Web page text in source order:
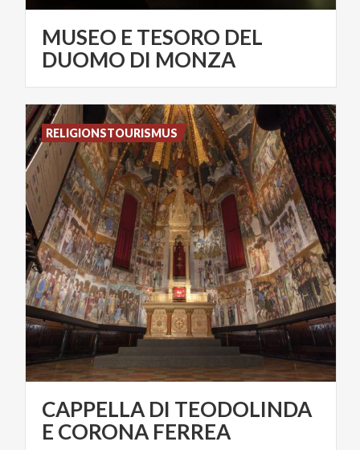
MUSEO E TESORO DEL
DUOMO DI MONZA
CAPPELLA DI TEODOLINDA
E CORONA FERREA
RELIGIONSTOURISMUS